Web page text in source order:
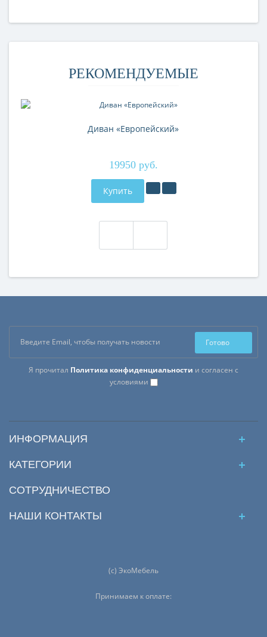
РЕКОМЕНДУЕМЫЕ
Диван «Европейский»
19950 руб.
Купить
Я прочитал Политика конфиденциальности и согласен с
условиями
Готово
ИНФОРМАЦИЯ
КАТЕГОРИИ
CОТРУДНИЧЕСТВО
НАШИ КОНТАКТЫ
(с) ЭкоМебель
Принимаем к оплате: